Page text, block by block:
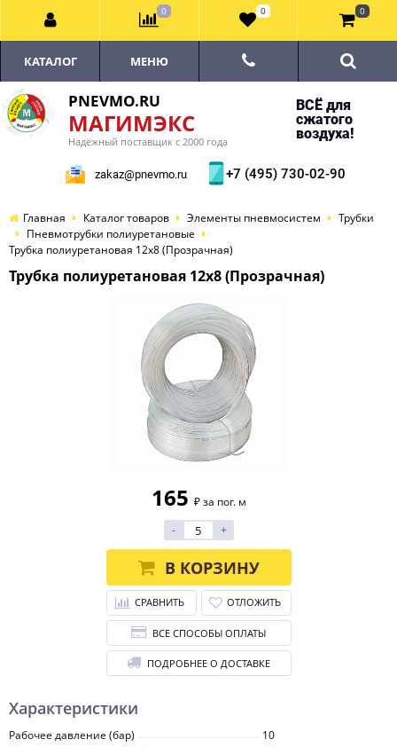
PNEVMO.RU
МАГИМЭКС
Надёжный поставщик с 2000 года
ВСЁ для
сжатого
воздуха!
zakaz@pnevmo.ru +7 (495) 730-02-90
КАТАЛОГ МЕНЮ
Главная Каталог товаров Элементы пневмосистем
Трубки
Пневмотрубки полиуретановые
Трубка полиуретановая 12х8 (Прозрачная)
Трубка полиуретановая 12х8 (Прозрачная)
Характеристики
Рабочее давление (бар)
10
165 ₽ за пог. м
-
+
В КОРЗИНУ
СРАВНИТЬ ОТЛОЖИТЬ
ВСЕ СПОСОБЫ ОПЛАТЫ
ПОДРОБНЕЕ О ДОСТАВКЕ
0 0 0